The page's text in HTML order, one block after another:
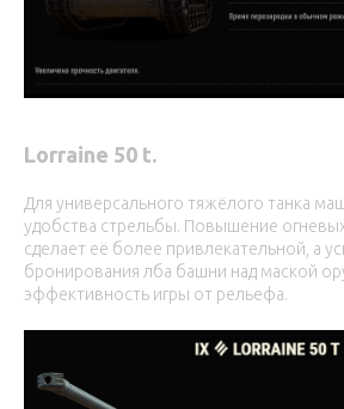
Lorraine 50 t.
Для универсального тяжёлого танка
удобства стрельбы. Повышение
сделает её более привлекательной, а
бронирования лба башни над маской
эффективность игры от рельефа.